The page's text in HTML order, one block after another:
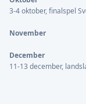
3-4 oktober, finalspel
November
December
11-13 december,